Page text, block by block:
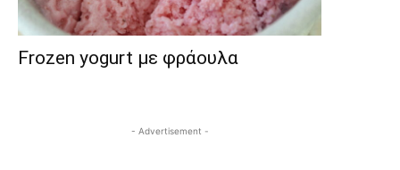
Frozen yogurt με φράουλα
- Advertisement -